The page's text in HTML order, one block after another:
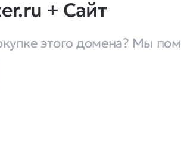
+ Cайт
этого домена? Мы